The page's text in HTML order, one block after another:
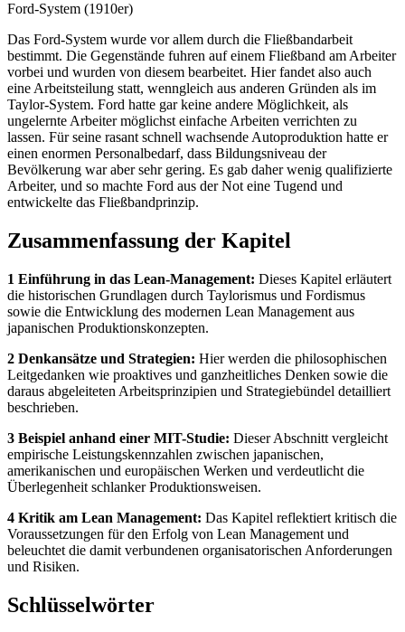
Ford-System (1910er)
Das Ford-System wurde vor allem durch die Fließbandarbeit
bestimmt. Die Gegenstände fuhren auf einem Fließband am Arbeiter
vorbei und wurden von diesem bearbeitet. Hier fandet also auch
eine Arbeitsteilung statt, wenngleich aus anderen Gründen als im
Taylor-System. Ford hatte gar keine andere Möglichkeit, als
ungelernte Arbeiter möglichst einfache Arbeiten verrichten zu
lassen. Für seine rasant schnell wachsende Autoproduktion hatte er
einen enormen Personalbedarf, dass Bildungsniveau der
Bevölkerung war aber sehr gering. Es gab daher wenig qualifizierte
Arbeiter, und so machte Ford aus der Not eine Tugend und
entwickelte das Fließbandprinzip.
Zusammenfassung der Kapitel
1 Einführung in das Lean-Management: Dieses Kapitel erläutert
die historischen Grundlagen durch Taylorismus und Fordismus
sowie die Entwicklung des modernen Lean Management aus
japanischen Produktionskonzepten.
2 Denkansätze und Strategien: Hier werden die philosophischen
Leitgedanken wie proaktives und ganzheitliches Denken sowie die
daraus abgeleiteten Arbeitsprinzipien und Strategiebündel detailliert
beschrieben.
3 Beispiel anhand einer MIT-Studie: Dieser Abschnitt vergleicht
empirische Leistungskennzahlen zwischen japanischen,
amerikanischen und europäischen Werken und verdeutlicht die
Überlegenheit schlanker Produktionsweisen.
4 Kritik am Lean Management: Das Kapitel reflektiert kritisch die
Voraussetzungen für den Erfolg von Lean Management und
beleuchtet die damit verbundenen organisatorischen Anforderungen
und Risiken.
Schlüsselwörter